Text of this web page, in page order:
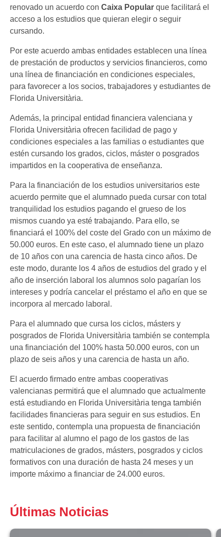
renovado un acuerdo con Caixa Popular que facilitará el
acceso a los estudios que quieran elegir o seguir
cursando.
Por este acuerdo ambas entidades establecen una línea
de prestación de productos y servicios financieros, como
una línea de financiación en condiciones especiales,
para favorecer a los socios, trabajadores y estudiantes de
Florida Universitària.
Además, la principal entidad financiera valenciana y
Florida Universitària ofrecen facilidad de pago y
condiciones especiales a las familias o estudiantes que
estén cursando los grados, ciclos, máster o posgrados
impartidos en la cooperativa de enseñanza.
Para la financiación de los estudios universitarios este
acuerdo permite que el alumnado pueda cursar con total
tranquilidad los estudios pagando el grueso de los
mismos cuando ya esté trabajando. Para ello, se
financiará el 100% del coste del Grado con un máximo de
50.000 euros. En este caso, el alumnado tiene un plazo
de 10 años con una carencia de hasta cinco años. De
este modo, durante los 4 años de estudios del grado y el
año de inserción laboral los alumnos solo pagarían los
intereses y podría cancelar el préstamo el año en que se
incorpora al mercado laboral.
Para el alumnado que cursa los ciclos, másters y
posgrados de Florida Universitària también se contempla
una financiación del 100% hasta 50.000 euros, con un
plazo de seis años y una carencia de hasta un año.
El acuerdo firmado entre ambas cooperativas
valencianas permitirá que el alumnado que actualmente
está estudiando en Florida Universitària tenga también
facilidades financieras para seguir en sus estudios. En
este sentido, contempla una propuesta de financiación
para facilitar al alumno el pago de los gastos de las
matriculaciones de grados, másters, posgrados y ciclos
formativos con una duración de hasta 24 meses y un
importe máximo a financiar de 24.000 euros.
Últimas Noticias